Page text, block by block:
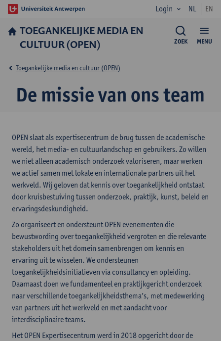
Login NL EN
TOEGANKELIJKE MEDIA EN
CULTUUR (OPEN)
MENU
ZOEK
De missie van ons team
Toegankelijke media en cultuur (OPEN)
OPEN slaat als expertisecentrum de brug tussen de academische
wereld, het media- en cultuurlandschap en gebruikers. Zo willen
we niet alleen academisch onderzoek valoriseren, maar werken
we actief samen met lokale en internationale partners uit het
werkveld. Wij geloven dat kennis over toegankelijkheid ontstaat
door kruisbestuiving tussen onderzoek, praktijk, kunst, beleid en
ervaringsdeskundigheid.
Zo organiseert en ondersteunt OPEN evenementen die
bewustwording over toegankelijkheid vergroten en die relevante
stakeholders uit het domein samenbrengen om kennis en
ervaring uit te wisselen. We ondersteunen
toegankelijkheidsinitiatieven via consultancy en opleiding.
Daarnaast doen we fundamenteel en praktijkgericht onderzoek
naar verschillende toegankelijkheidsthema’s, met medewerking
van partners uit het werkveld en met aandacht voor
interdisciplinaire teams.
Het OPEN Expertisecentrum werd in 2018 opgericht door de